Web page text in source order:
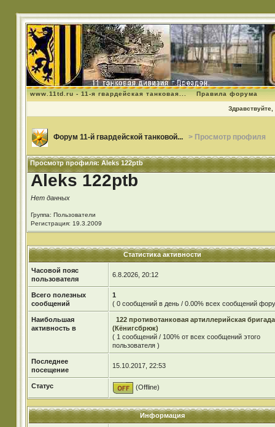
www.11td.ru - 11-я гвардейская танковая... Правила форума
Здравствуйте,
Форум 11-й гвардейской танковой... > Просмотр профиля
Просмотр профиля: Aleks 122ptb
Aleks 122ptb
Нет данных
Группа: Пользователи
Регистрация: 19.3.2009
Статистика активности
Часовой пояс
пользователя
6.8.2026, 20:12
Всего полезных
сообщений
1
( 0 сообщений в день / 0.00% всех сообщений
Наибольшая
активность в
122 противотанковая артиллерийская бригада
(Кёнигсбрюк)
( 1 сообщений / 100% от всех сообщений этого
пользователя )
Последнее
посещение
15.10.2017, 22:53
Статус (Offline)
Информация